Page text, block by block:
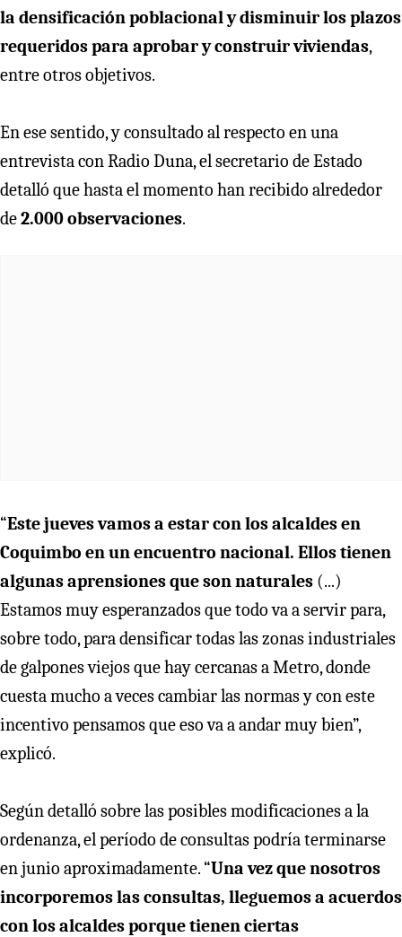
la densificación poblacional y disminuir los plazos
requeridos para aprobar y construir viviendas,
entre otros objetivos.
En ese sentido, y consultado al respecto en una
entrevista con Radio Duna, el secretario de Estado
detalló que hasta el momento han recibido alrededor
de2.000 observaciones.
“Este jueves vamos a estar con los alcaldes en
Coquimbo en un encuentro nacional. Ellos tienen
algunas aprensiones que son naturales (...)
Estamos muy esperanzados que todo va a servir para,
sobre todo, para densificar todas las zonas industriales
de galpones viejos que hay cercanas a Metro, donde
cuesta mucho a veces cambiar las normas y con este
incentivo pensamos que eso va a andar muy bien”,
explicó.
Según detalló sobre las posibles modificaciones a la
ordenanza, el período de consultas podría terminarse
en junio aproximadamente. “Una vez que nosotros
incorporemos las consultas, lleguemos a acuerdos
con los alcaldes porque tienen ciertas